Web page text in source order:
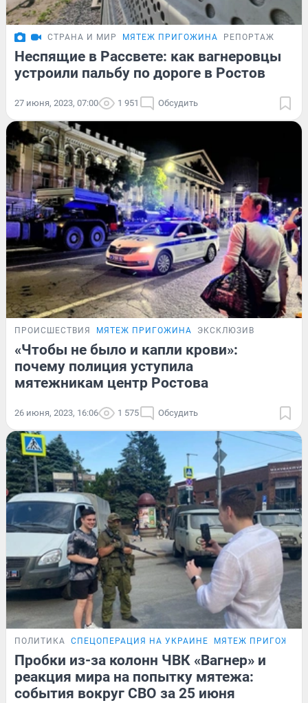
СТРАНА И МИР МЯТЕЖ ПРИГОЖИНА РЕПОРТАЖ
Неспящие в Рассвете: как вагнеровцы
устроили пальбу по дороге в Ростов
27 июня, 2023, 07:00 1 951 Обсудить
ПРОИСШЕСТВИЯ МЯТЕЖ ПРИГОЖИНА ЭКСКЛЮЗИВ
«Чтобы не было и капли крови»:
почему полиция уступила
мятежникам центр Ростова
26 июня, 2023, 16:06 1 575 Обсудить
ПОЛИТИКА СПЕЦОПЕРАЦИЯ НА УКРАИНЕ МЯТЕЖ
Пробки из-за колонн ЧВК «Вагнер» и
реакция мира на попытку мятежа:
события вокруг СВО за 25 июня